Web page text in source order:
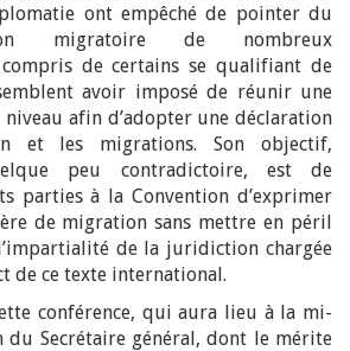
ont empêché de pointer du
migratoire de nombreux
compris de certains se qualifiant de
avoir imposé de réunir une
niveau afin d’adopter une déclaration
et les migrations. Son objectif,
peu contradictoire, est de
parties à la Convention d’exprimer
de migration sans mettre en péril
de la juridiction chargée
de ce texte international.
conférence, qui aura lieu à la mi-
Secrétaire général, dont le mérite